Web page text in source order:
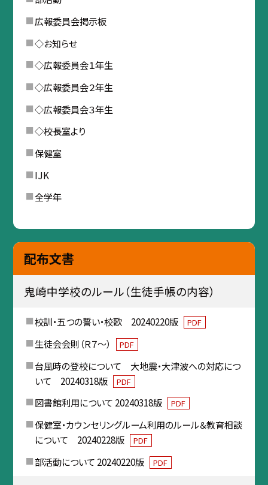
広報委員会掲示板
◇お知らせ
◇広報委員会１年生
◇広報委員会２年生
◇広報委員会３年生
◇校長室より
保健室
IJK
全学年
配布文書
鬼崎中学校のルール（生徒手帳の内容）
校訓・五つの誓い・校歌 20240220版 PDF
生徒会会則（Ｒ７～） PDF
台風時の登校について 大地震・大津波への対応につ
いて 20240318版
PDF
図書館利用について 20240318版 PDF
保健室・カウンセリングルーム利用のルール＆教育相談
について 20240228版
PDF
部活動について 20240220版 PDF